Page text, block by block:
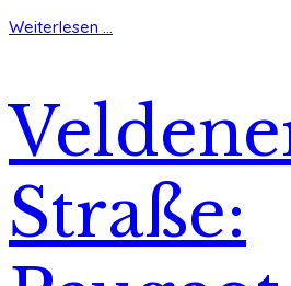
Weiterlesen ...
Straße: